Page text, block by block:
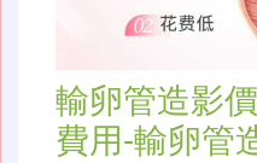
輸卵管造影
費用-輸卵管